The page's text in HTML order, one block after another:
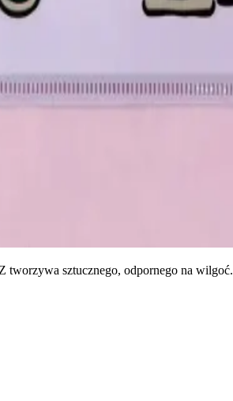
tworzywa sztucznego, odpornego na wilgoć.